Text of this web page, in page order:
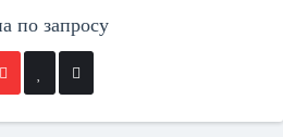
по запросу